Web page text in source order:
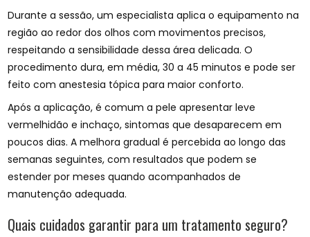
Durante a sessão, um especialista aplica o equipamento na
região ao redor dos olhos com movimentos precisos,
respeitando a sensibilidade dessa área delicada. O
procedimento dura, em média, 30 a 45 minutos e pode ser
feito com anestesia tópica para maior conforto.
Após a aplicação, é comum a pele apresentar leve
vermelhidão e inchaço, sintomas que desaparecem em
poucos dias. A melhora gradual é percebida ao longo das
semanas seguintes, com resultados que podem se
estender por meses quando acompanhados de
manutenção adequada.
Quais cuidados garantir para um tratamento seguro?